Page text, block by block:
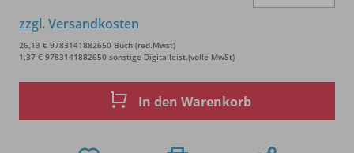
zzgl. Versandkosten
26,13 € 9783141882650 Buch (red.Mwst)
1,37 € 9783141882650 sonstige Digitalleist.(volle MwSt)
In den Warenkorb